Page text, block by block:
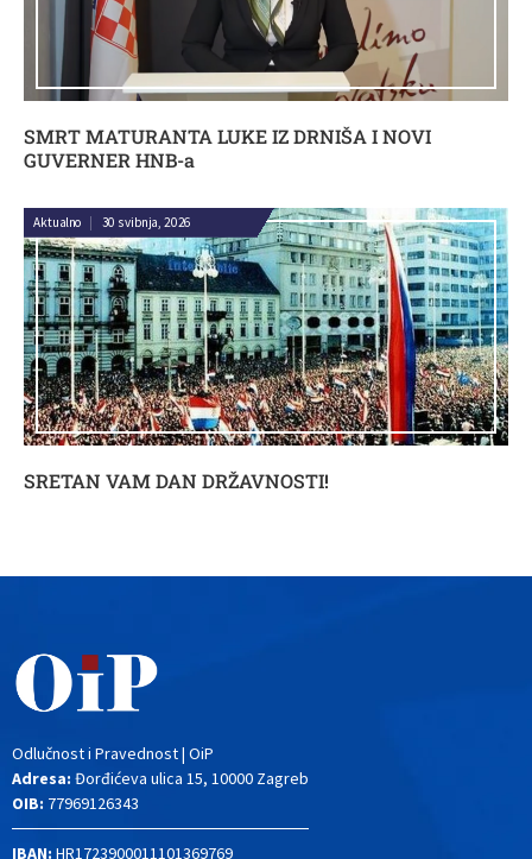
SMRT MATURANTA LUKE IZ DRNIŠA I NOVI
GUVERNER HNB-a
SRETAN VAM DAN DRŽAVNOSTI!
Aktualno | 30 svibnja, 2026
Odlučnost i Pravednost | OiP
Adresa: Đorđićeva ulica 15, 10000 Zagreb
OIB: 77969126343
IBAN: HR1723900011101369769